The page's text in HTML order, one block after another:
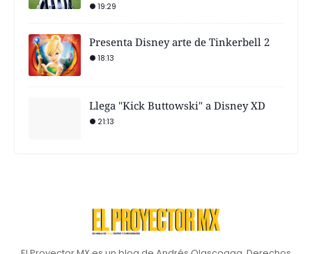
19:29
Presenta Disney arte de Tinkerbell 2
18:13
Llega "Kick Buttowski" a Disney XD
21:13